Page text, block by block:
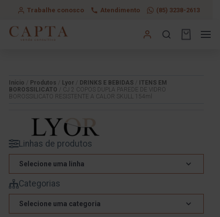
Trabalhe conosco Atendimento (85) 3238-2613
Início Produtos Lyor DRINKS E BEBIDAS
ITENS EM
BOROSSILICATO / CJ 2 COPOS DUPLA PAREDE DE VIDRO
BOROSSILICATO RESISTENTE A CALOR SKULL 154ml
Linhas de produtos
Selecione uma linha
Categorias
Selecione uma categoria